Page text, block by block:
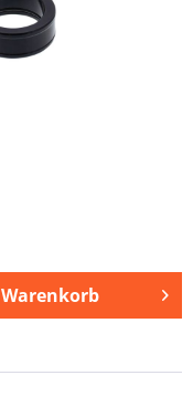
Warenkorb